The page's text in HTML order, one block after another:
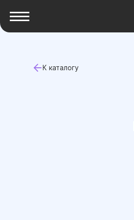
К каталогу